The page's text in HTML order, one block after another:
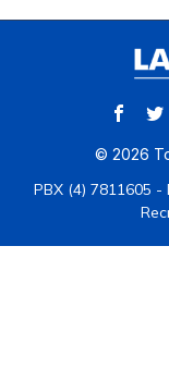
© 2026
PBX (4) 7811605